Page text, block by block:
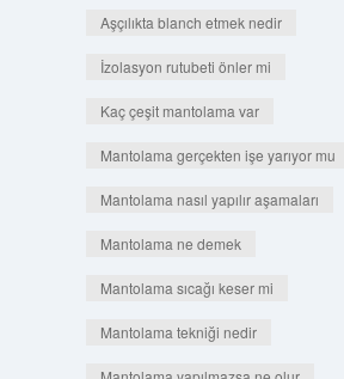
Aşçılıkta blanch etmek nedir
İzolasyon rutubeti önler mi
Kaç çeşit mantolama var
Mantolama gerçekten işe yarıyor mu
Mantolama nasıl yapılır aşamaları
Mantolama ne demek
Mantolama sıcağı keser mi
Mantolama tekniği nedir